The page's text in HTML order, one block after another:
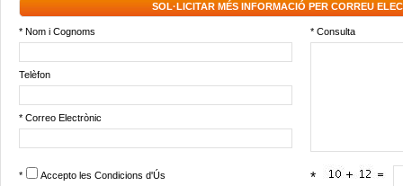
SOL·LICITAR MÉS INFORMACIÓ PER CORREU
* Nom i Cognoms * Consulta
Telèfon
* Correo Electrònic
* Accepto les Condicions d'Ús *